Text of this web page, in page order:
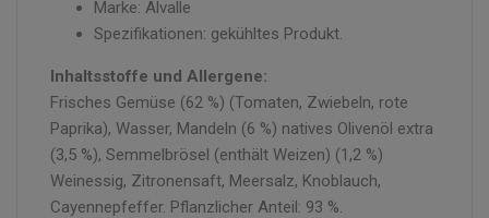
Marke: Alvalle
Spezifikationen: gekühltes Produkt.
Inhaltsstoffe und Allergene:
Frisches Gemüse (62 %) (Tomaten, Zwiebeln, rote
Paprika), Wasser, Mandeln (6 %) natives Olivenöl extra
(3,5 %), Semmelbrösel (enthält Weizen) (1,2 %)
Weinessig, Zitronensaft, Meersalz, Knoblauch,
Cayennepfeffer. Pflanzlicher Anteil: 93 %.